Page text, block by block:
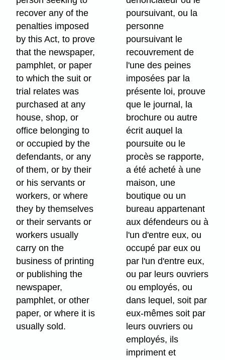
recover any of the
penalties imposed
by this Act, to prove
that the newspaper,
pamphlet, or paper
to which the suit or
trial relates was
purchased at any
house, shop, or
office belonging to
or occupied by the
defendants, or any
of them, or by their
or his servants or
workers, or where
they by themselves
or their servants or
workers usually
carry on the
business of printing
or publishing the
newspaper,
pamphlet, or other
paper, or where it is
usually sold.
poursuivant, ou la
personne
poursuivant le
recouvrement de
l'une des peines
imposées par la
présente loi, prouve
que le journal, la
brochure ou autre
écrit auquel la
poursuite ou le
procès se rapporte,
a été acheté à une
maison, une
boutique ou un
bureau appartenant
aux défendeurs ou à
l'un d'entre eux, ou
occupé par eux ou
par l'un d'entre eux,
ou par leurs ouvriers
ou employés, ou
dans lequel, soit par
eux-mêmes soit par
leurs ouvriers ou
employés, ils
impriment et